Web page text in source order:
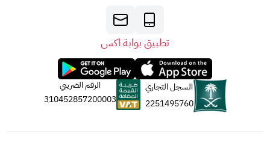
تطبيق بوابة اكس
السجل التجاري
2251495760
الرقم الضريبي
310452857200003